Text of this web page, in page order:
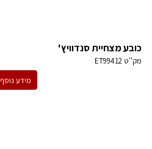
כובע מצחיית סנדוויץ'
מק''טET99412
מידע נוסף